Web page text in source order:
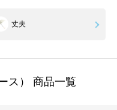
丈夫
ス） 商品一覧